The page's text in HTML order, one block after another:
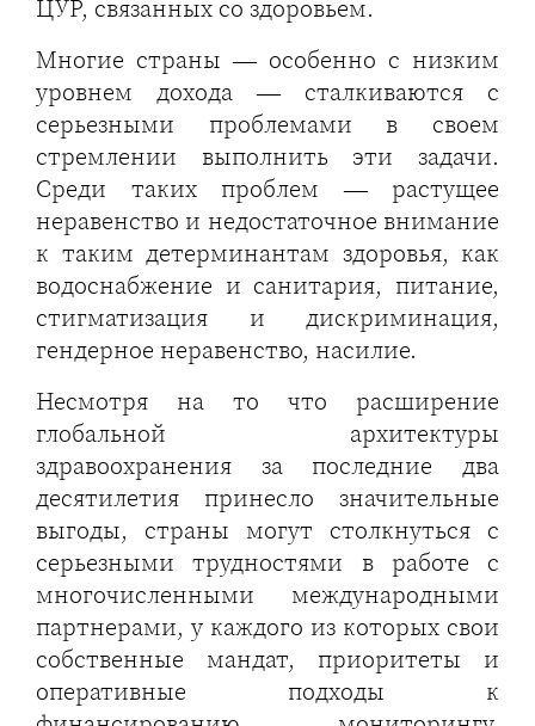
ЦУР, связанных со здоровьем.
Многие страны — особенно с низким
уровнем дохода — сталкиваются с
серьезными проблемами в своем
стремлении выполнить эти задачи.
Среди таких проблем — растущее
неравенство и недостаточное внимание
к таким детерминантам здоровья, как
водоснабжение и санитария, питание,
стигматизация и дискриминация,
гендерное неравенство, насилие.
Несмотря на то что расширение
глобальной архитектуры
здравоохранения за последние два
десятилетия принесло значительные
выгоды, страны могут столкнуться с
серьезными трудностями в работе с
многочисленными международными
партнерами, у каждого из которых свои
собственные мандат, приоритеты и
оперативные подходы к